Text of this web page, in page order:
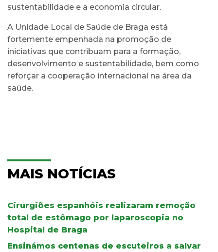
sustentabilidade e a economia circular.
A Unidade Local de Saúde de Braga está
fortemente empenhada na promoção de
iniciativas que contribuam para a formação,
desenvolvimento e sustentabilidade, bem como
reforçar a cooperação internacional na área da
saúde.
MAIS NOTÍCIAS
Cirurgiões espanhóis realizaram remoção
total de estômago por laparoscopia no
Hospital de Braga
Ensinámos centenas de escuteiros a salvar